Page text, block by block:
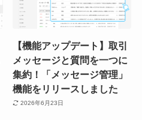
【機能アップデート】取引
メッセージと質問を一つに
集約！「メッセージ管理」
機能をリリースしました
2026年6月23日